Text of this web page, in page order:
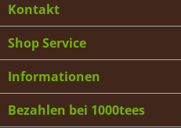
Kontakt
Shop Service
Informationen
Bezahlen bei 1000tees